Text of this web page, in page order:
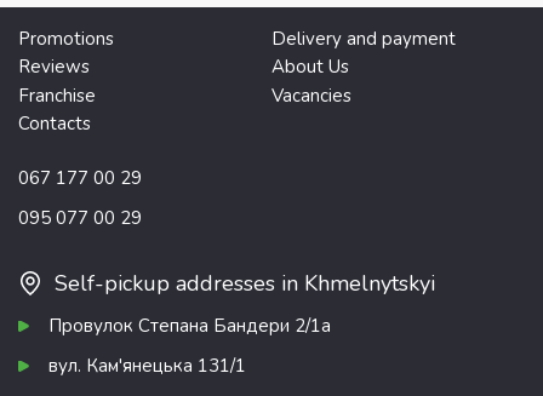
Promotions
Delivery and payment
Reviews
About Us
Franchise
Vacancies
Contacts
067 177 00 29
095 077 00 29
Self-pickup addresses in Khmelnytskyi
Провулок Степана Бандери 2/1а
вул. Кам'янецька 131/1